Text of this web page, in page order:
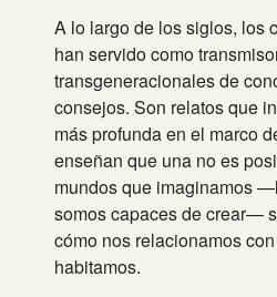
A lo largo de los siglos, los
han servido como
transgeneracionales de
consejos. Son relatos que
más profunda en el marco
enseñan que una no es
mundos que imaginamos
somos capaces de crear—
cómo nos relacionamos
habitamos.